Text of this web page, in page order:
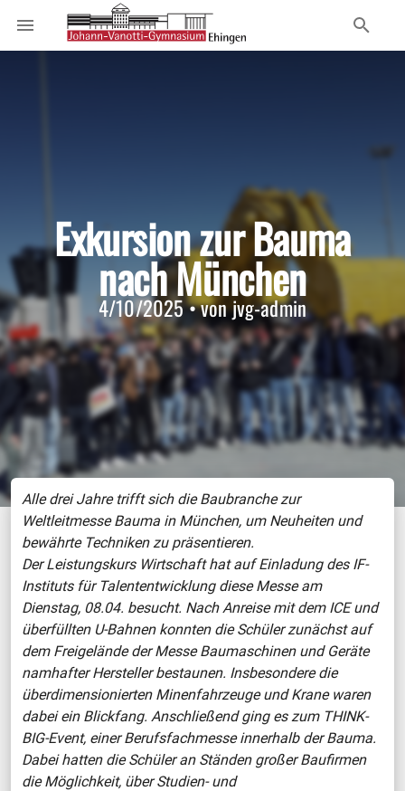
Exkursion zur Bauma
nach München
4/10/2025 • von jvg-admin
Alle drei Jahre trifft sich die Baubranche zur
Weltleitmesse Bauma in München, um Neuheiten und
bewährte Techniken zu präsentieren.
Der Leistungskurs Wirtschaft hat auf Einladung des IF-
Instituts für Talententwicklung diese Messe am
Dienstag, 08.04. besucht. Nach Anreise mit dem ICE und
überfüllten U-Bahnen konnten die Schüler zunächst auf
dem Freigelände der Messe Baumaschinen und Geräte
namhafter Hersteller bestaunen. Insbesondere die
überdimensionierten Minenfahrzeuge und Krane waren
dabei ein Blickfang. Anschließend ging es zum THINK-
BIG-Event, einer Berufsfachmesse innerhalb der Bauma.
Dabei hatten die Schüler an Ständen großer Baufirmen
die Möglichkeit, über Studien- und